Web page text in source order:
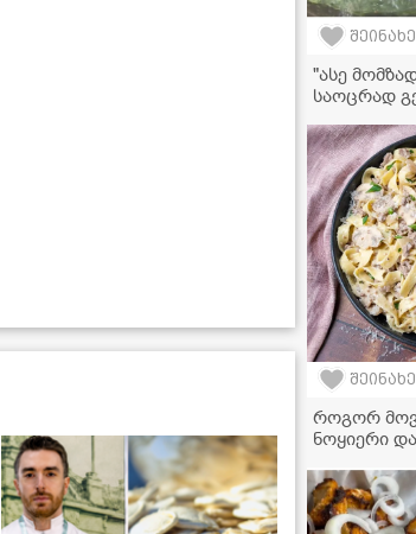
"ასე
საოცრად
ქინძმარში
როგორ
ნოყიერი
20 წუთში? -
რეცეპტი